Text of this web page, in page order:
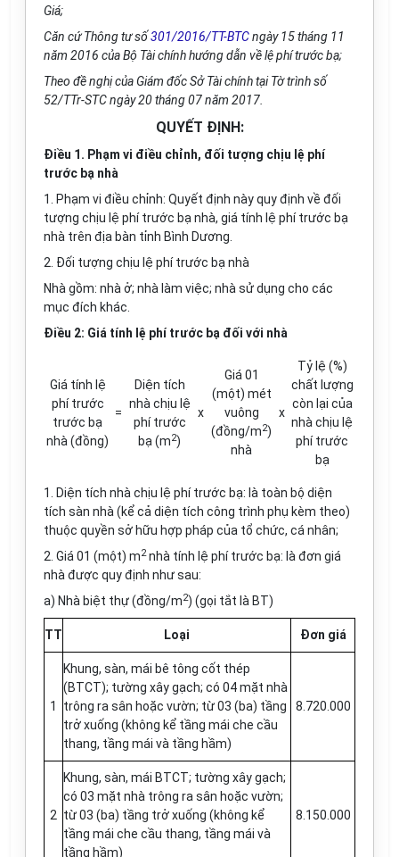
Giá;
Căn cứ Thông tư số301/2016/TT-BTCngày 15 tháng 11
năm 2016 của Bộ Tài chính hướng dẫn về lệ phí trước bạ;
Theo đề nghị của Giám đốc Sở Tài chính tại Tờ trình số
52/TTr-STC ngày 20 tháng 07 năm 2017.
QUYẾT ĐỊNH:
Điều 1. Phạm vi điều chỉnh, đối tượng chịu lệ phí
trước bạ nhà
1. Phạm vi điều chỉnh: Quyết định này quy định về đối
tượng chịu lệ phí trước bạ nhà, giá tính lệ phí trước bạ
nhà trên địa bàn tỉnh Bình Dương.
2. Đối tượng chịu lệ phí trước bạ nhà
Nhà gồm: nhà ở; nhà làm việc; nhà sử dụng cho các
mục đích khác.
Điều 2: Giá tính lệ phí trước bạ đối với nhà
Giá tính lệ
phí trước
trước bạ
nhà (đồng)
=
Diện tích
nhà chịu lệ
phí trước
bạ (m2)
x
Giá 01
(một) mét
vuông
(đồng/m2)
nhà
x
Tỷ lệ (%)
chất lượng
còn lại của
nhà chịu lệ
phí trước
bạ
1. Diện tích nhà chịu lệ phí trước bạ: là toàn bộ diện
tích sàn nhà (kể cả diện tích công trình phụ kèm theo)
thuộc quyền sở hữu hợp pháp của tổ chức, cá nhân;
2. Giá 01 (một) m2nhà tính lệ phí trước bạ: là đơn giá
nhà được quy định như sau:
a) Nhà biệt thự (đồng/m2) (gọi tắt là BT)
TT Loại Đơn giá
1
Khung, sàn, mái bê tông cốt thép
(BTCT); tường xây gạch; có 04 mặt nhà
trông ra sân hoặc vườn; từ 03 (ba) tầng
trở xuống (không kể tầng mái che cầu
thang, tầng mái và tầng hầm)
8.720.000
2
Khung, sàn, mái BTCT; tường xây gạch;
có 03 mặt nhà trông ra sân hoặc vườn;
từ 03 (ba) tầng trở xuống (không kể
tầng mái che cầu thang, tầng mái và
tầng hầm)
8.150.000